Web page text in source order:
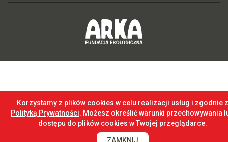
Korzystamy z plików cookies w celu realizacji usług i zgodnie z
Polityką Prywatności. Możesz określić warunki przechowywania
dostępu do plików cookies w Twojej przeglądarce.